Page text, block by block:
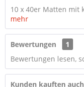
10 x 40er Matten mit
mehr
Bewertungen
1
Bewertungen lesen,
Kunden kauften auch